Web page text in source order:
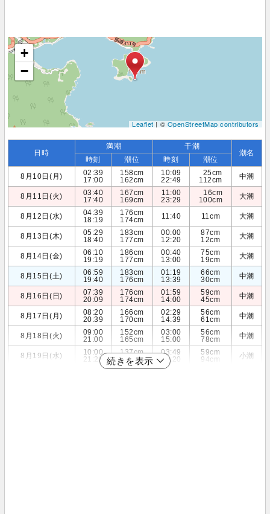
+
−
Leaflet| ©OpenStreetMap contributors
日時
満潮 干潮
潮名
時刻 潮位 時刻
潮位
8月10日(月)
02:39
17:00
158cm
162cm
10:09
22:49
25cm
112cm
中潮
8月11日(火)
03:40
17:40
167cm
169cm
11:00
23:29
16cm
100cm
大潮
8月12日(水)
04:39
18:19
176cm
174cm
11:40 11cm 大潮
8月13日(木)
05:29
18:40
183cm
177cm
00:00
12:20
87cm
12cm
大潮
8月14日(金)
06:10
19:19
186cm
177cm
00:40
13:00
75cm
19cm
大潮
8月15日(土)
06:59
19:40
183cm
176cm
01:19
13:39
66cm
30cm
中潮
8月16日(日)
07:39
20:09
176cm
174cm
01:59
14:00
59cm
45cm
中潮
8月17日(月)
08:20
20:39
166cm
170cm
02:29
14:39
56cm
61cm
中潮
8月18日(火)
09:00
21:00
152cm
165cm
03:00
15:00
56cm
78cm
中潮
8月19日(水)
10:00
21:29
137cm
159cm
03:49
15:20
59cm
94cm
小潮
続きを表示